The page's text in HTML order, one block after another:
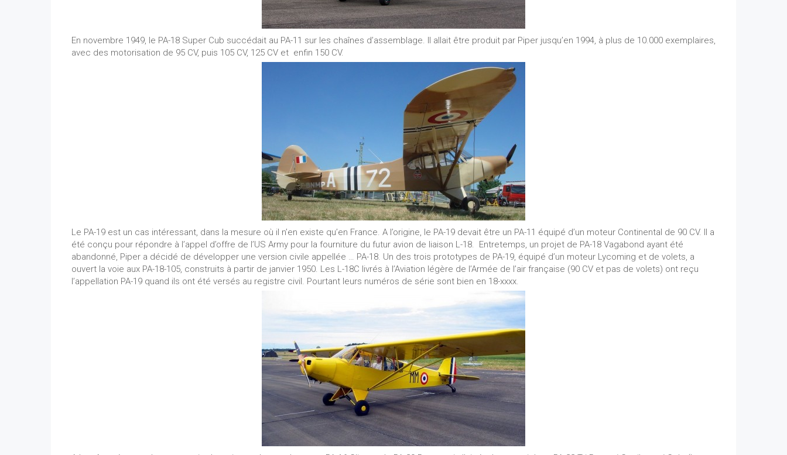
En novembre 1949, le PA-18 Super Cub succédait au PA-11 sur les chaînes d’assemblage. Il allait être produit par Piper jusqu’en 1994, à plus de 10.000 exemplaires,
avec des motorisation de 95 CV, puis 105 CV, 125 CV et enfin 150 CV.
Le PA-19 est un cas intéressant, dans la mesure où il n’en existe qu’en France. A l’origine, le PA-19 devait être un PA-11 équipé d’un moteur Continental de 90 CV. Il a
été conçu pour répondre à l’appel d’offre de l’US Army pour la fourniture du futur avion de liaison L-18. Entretemps, un projet de PA-18 Vagabond ayant été
abandonné, Piper a décidé de développer une version civile appellée … PA-18. Un des trois prototypes de PA-19, équipé d’un moteur Lycoming et de volets, a
ouvert la voie aux PA-18-105, construits à partir de janvier 1950. Les L-18C livrés à l’Aviation légère de l’Armée de l’air française (90 CV et pas de volets) ont reçu
l’appellation PA-19 quand ils ont été versés au registre civil. Pourtant leurs numéros de série sont bien en 18-xxxx.